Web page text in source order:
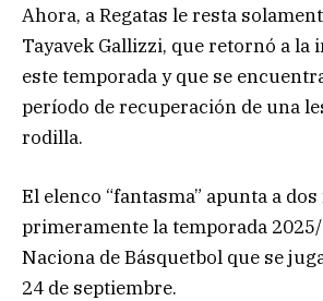
Ahora, a Regatas le resta
Tayavek Gallizzi, que retornó a la
este temporada y que se
período de recuperación de una
rodilla.
El elenco “fantasma” apunta a
primeramente la temporada
Naciona de Básquetbol que se
24 de septiembre.